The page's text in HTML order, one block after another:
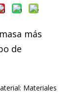
más
de
Materiales